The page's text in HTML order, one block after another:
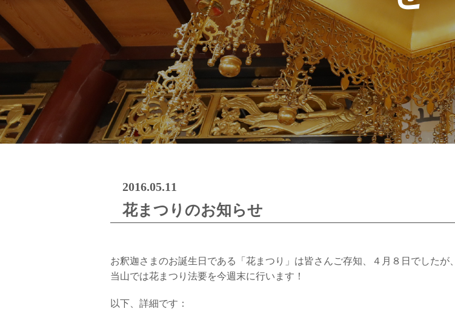
2016.05.11
花まつりのお知らせ
お釈迦さまのお誕生日である「花まつり」は皆さんご存知、４月８日でしたが、
当山では花まつり法要を今週末に行います！
以下、詳細です：